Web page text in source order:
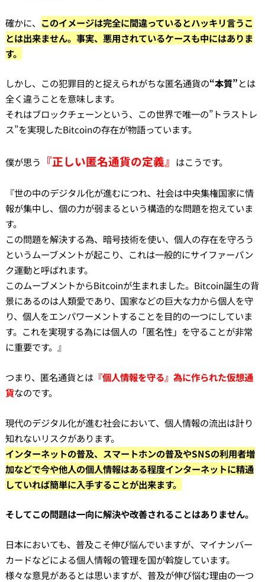
確かに、 このイメージは完全に間違っているとハッキリ言うこ
とは出来ません。事実、悪用されているケースも中にはありま
す。
しかし、この犯罪目的と捉えられがちな匿名通貨の“本質”とは
全く違うことを意味します。
それはブロックチェーンという、この世界で唯一の”トラストレ
ス”を実現したBitcoinの存在が物語っています。
僕が思う 『正しい匿名通貨の定義』 はこうです。
『世の中のデジタル化が進むにつれ、社会は中央集権国家に情
報が集中し、個の力が弱まるという構造的な問題を抱えていま
す。
この問題を解決する為、暗号技術を使い、個人の存在を守ろう
というムーブメントが起こり、これは一般的にサイファーパン
ク運動と呼ばれます。
このムーブメントからBitcoinが生まれました。Bitcoin誕生の背
景にあるのは人類愛であり、国家などの巨大な力から個人を守
り、個人をエンパワーメントすることを目的の一つにしていま
す。これを実現する為には個人の「匿名性」を守ることが非常
に重要です。』
つまり、匿名通貨とは『個人情報を守る』為に作られた仮想通
貨なのです。
現代のデジタル化が進む社会において、個人情報の流出は計り
知れないリスクがあります。
インターネットの普及、スマートホンの普及やSNSの利用者増
加などで今や他人の個人情報はある程度インターネットに精通
していれば簡単に入手することが出来ます。
そしてこの問題は一向に解決や改善されることはありません。
日本においても、普及こそ伸び悩んでいますが、マイナンバー
カードなどによる個人情報の管理を国が斡旋しています。
様々な意見があるとは思いますが、普及が伸び悩む理由の一つ